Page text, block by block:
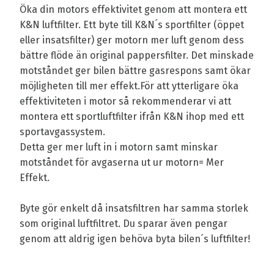
Öka din motors effektivitet genom att montera ett
K&N luftfilter. Ett byte till K&N´s sportfilter (öppet
eller insatsfilter) ger motorn mer luft genom dess
bättre flöde än original pappersfilter. Det minskade
motståndet ger bilen bättre gasrespons samt ökar
möjligheten till mer effekt.För att ytterligare öka
effektiviteten i motor så rekommenderar vi att
montera ett sportluftfilter ifrån K&N ihop med ett
sportavgassystem.
Detta ger mer luft in i motorn samt minskar
motståndet för avgaserna ut ur motorn= Mer
Effekt.
Byte gör enkelt då insatsfiltren har samma storlek
som original luftfiltret. Du sparar även pengar
genom att aldrig igen behöva byta bilen´s luftfilter!